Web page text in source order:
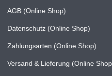
AGB (Online Shop)
Datenschutz (Online Shop)
Zahlungsarten (Online Shop)
Versand & Lieferung (Online